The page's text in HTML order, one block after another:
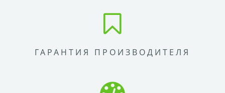
ГАРАНТИЯ ПРОИЗВОДИТЕЛЯ